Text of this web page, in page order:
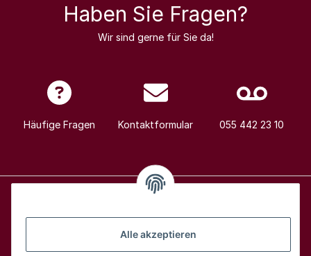
Alle akzeptieren
Haben Sie Fragen?
Wir sind gerne für Sie da!
Häufige Fragen Kontaktformular 055 442 23 10